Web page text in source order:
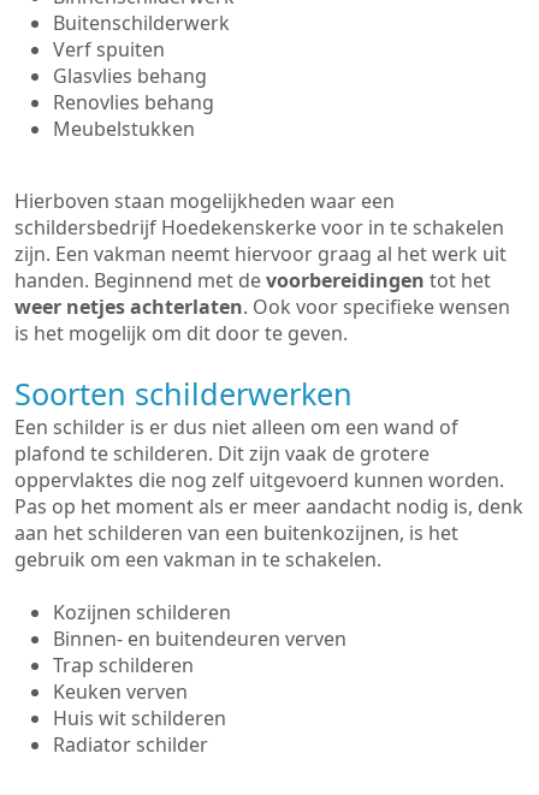
Buitenschilderwerk
Verf spuiten
Glasvlies behang
Renovlies behang
Meubelstukken
Hierboven staan mogelijkheden waar een
schildersbedrijf Hoedekenskerke voor in te schakelen
zijn. Een vakman neemt hiervoor graag al het werk uit
handen. Beginnend met devoorbereidingen tot het
weer netjes achterlaten. Ook voor specifieke wensen
is het mogelijk om dit door te geven.
Soorten schilderwerken
Een schilder is er dus niet alleen om een wand of
plafond te schilderen. Dit zijn vaak de grotere
oppervlaktes die nog zelf uitgevoerd kunnen worden.
Pas op het moment als er meer aandacht nodig is, denk
aan het schilderen van een buitenkozijnen, is het
gebruik om een vakman in te schakelen.
Kozijnen schilderen
Binnen- en buitendeuren verven
Trap schilderen
Keuken verven
Huis wit schilderen
Radiator schilder